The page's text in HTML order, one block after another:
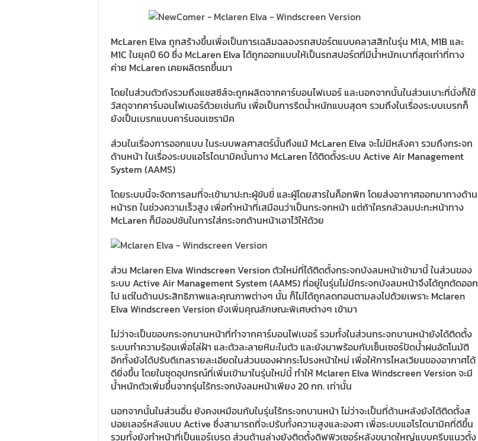
McLaren Elva ถูกสร้างขึ้นเพื่อเป็นการเฉลิมฉลองรถสปอร์ตแบบคลาสสิกในรุ่น M1A, M1B และ
M1C ในยุคปี 60 ซึ่ง McLaren Elva ได้ถูกออกแบบให้เป็นรถสปอร์ตที่มีน้ำหนักเบาที่สุดเท่าที่ทาง
ค่าย McLaren เคยผลิตรถขึ้นมา
โดยในส่วนตัวถังรวมถึงแชสซีส์จะถูกผลิตจากคาร์บอนไฟเบอร์ และนอกจากนั้นในส่วนเบาะที่นั่งก็ใช้
วัสดุจากคาร์บอนไฟเบอร์ด้วยเช่นกัน เพื่อเป็นการรีดน้ำหนักแบบสุดๆ รวมถึงในเรื่องระบบเบรกก็
ยังเป็นเบรกแบบคาร์บอนเซรามิค
ส่วนในเรื่องการออกแบบ ในระบบพลศาสตร์นั้นถึงแม้ McLaren Elva จะไม่มีหลังคา รวมถึงกระจก
ด้านหน้า ในเรื่องระบบแอโรไดนามิคนั้นทาง McLaren ได้ติดตั้งระบบ Active Air Management
System (AAMS)
โดยระบบนี้จะจัดการลมที่จะเข้ามาปะทะผู้ขับขี่ และผู้โดยสารในค็อกพิท โดยส่งอากาศออกมาทางด้าน
หน้ารถ ในช่วงความเร็วสูง เพื่อทำหน้าที่เสมือนว่าเป็นกระจกหน้า แต่ถ้าใครกลัวลมปะทะหน้าทาง
McLaren ก็มีออปชันในการใส่กระจกด้านหน้าเอาไว้ให้ด้วย
ส่วน Mclaren Elva Windscreen Version ตัวใหม่ที่ได้ติดตั้งกระจกบังลมหน้าเข้ามานี้ ในส่วนของ
ระบบ Active Air Management System (AAMS) ที่อยู่ในรุ่นไม่มีกระจกบังลมหน้าจึงได้ถูกตัดออก
ไป แต่ในด้านประสิทธิภาพและคุณภาพต่างๆ นั้น ก็ไม่ได้ถูกลดทอนตามลงไปด้วยเพราะ Mclaren
Elva Windscreen Version ยังเพิ่มคุณลักษณะพิเศษต่างๆ เข้ามา
ไม่ว่าจะเป็นขอบกระจกบานหน้าที่ทำจากคาร์บอนไฟเบอร์ รวมทั้งในส่วนกระจกบานหน้ายังได้ติดตั้ง
ระบบทำความร้อนเพื่อไล่ฝ้า และตัวละลายหิมะในตัว และยังมาพร้อมกับเซ็นเซอร์ปัดน้ำฝนอัตโนมัติ
อีกทั้งยังได้ปรับดีเทลรายละเอียดในส่วนของฝากระโปรงหน้าใหม่ เพื่อให้การไหลเวียนของอากาศได้
ดียิ่งขึ้น โดยในชุดอุปกรณ์ที่เพิ่มเข้ามาในรุ่นใหม่นี้ ทำให้ Mclaren Elva Windscreen Version จะมี
น้ำหนักตัวเพิ่มขึ้นจากรุ่นไร้กระจกบังลมหน้าเพียง 20 กก. เท่านั้น
นอกจากนั้นในส่วนอื่น ยังคงเหมือนกับในรุ่นไร้กระจกบานหน้า ไม่ว่าจะเป็นที่ด้านหลังยังได้ติดตั้งส
ปอยเลอร์หลังแบบ Active ซึ่งสามารถที่จะปรับทั้งความสูงและองศา เพื่อระบบแอโรไดนามิคที่ดีขึ้น
รวมทั้งยังทำหน้าที่เป็นแอร์เบรด ส่วนด้านล่างยังติดตั้งดิฟฟิวเซอร์หลังขนาดใหญ่แบบครีบแนวตั้ง